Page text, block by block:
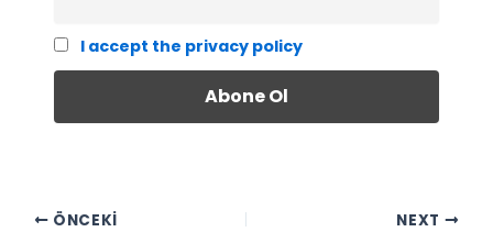
I accept the privacy policy
ÖNCEKI NEXT